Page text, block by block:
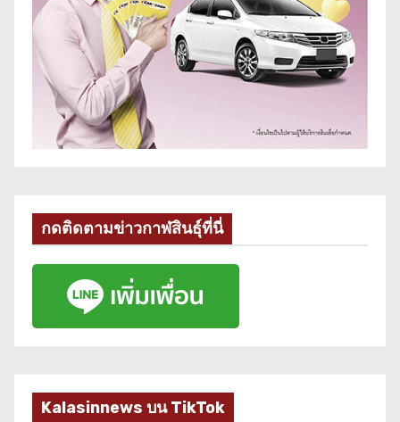
กดติดตามข่าวกาฬสินธุ์ที่นี่
Kalasinnews บน TikTok